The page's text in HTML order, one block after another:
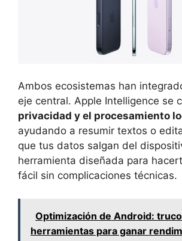
Ambos ecosistemas han
eje central. Apple Intelligence se
privacidad y el procesamiento
ayudando a resumir textos o
que tus datos salgan del
herramienta diseñada para
fácil sin complicaciones técnicas.
Optimización de Android:
herramientas para ganar